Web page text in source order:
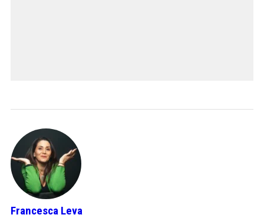
Francesca Leva